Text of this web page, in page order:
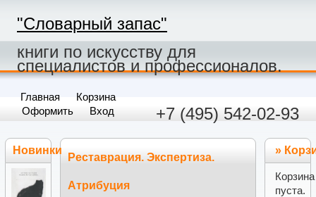
"Словарный запас"
книги по искусству для
специалистов и профессионалов.
+7 (495) 542-02-93
Главная
Корзина
Оформить
Вход
Реставрация. Экспертиза.
Атрибуция
Новинки »
Корзина
пуста.